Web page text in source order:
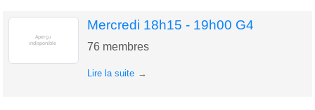
Mercredi 18h15 - 19h00 G4
76 membres
Lire la suite